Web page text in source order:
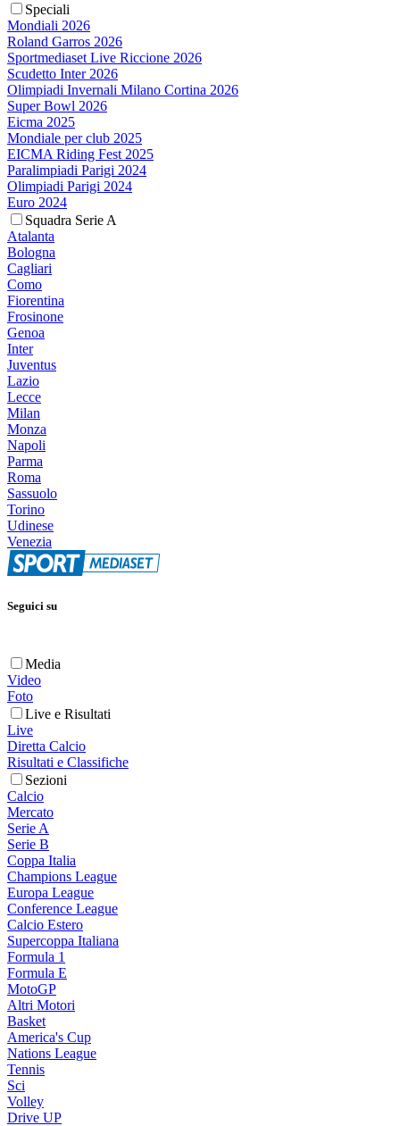
Speciali
Mondiali 2026
Roland Garros 2026
Sportmediaset Live Riccione 2026
Scudetto Inter 2026
Olimpiadi Invernali Milano Cortina 2026
Super Bowl 2026
Eicma 2025
Mondiale per club 2025
EICMA Riding Fest 2025
Paralimpiadi Parigi 2024
Olimpiadi Parigi 2024
Euro 2024
Squadra Serie A
Atalanta
Bologna
Cagliari
Como
Fiorentina
Frosinone
Genoa
Inter
Juventus
Lazio
Lecce
Milan
Monza
Napoli
Parma
Roma
Sassuolo
Torino
Udinese
Venezia
Seguici su
Media
Video
Foto
Live e Risultati
Live
Diretta Calcio
Risultati e Classifiche
Sezioni
Calcio
Mercato
Serie A
Serie B
Coppa Italia
Champions League
Europa League
Conference League
Calcio Estero
Supercoppa Italiana
Formula 1
Formula E
MotoGP
Altri Motori
Basket
America's Cup
Nations League
Tennis
Sci
Volley
Drive UP